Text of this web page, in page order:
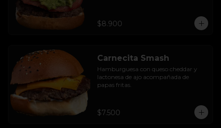
$8.900
Carnecita Smash
Hamburguesa con queso cheddar y
lactonesa de ajo acompañada de
papas fritas.
$7.500